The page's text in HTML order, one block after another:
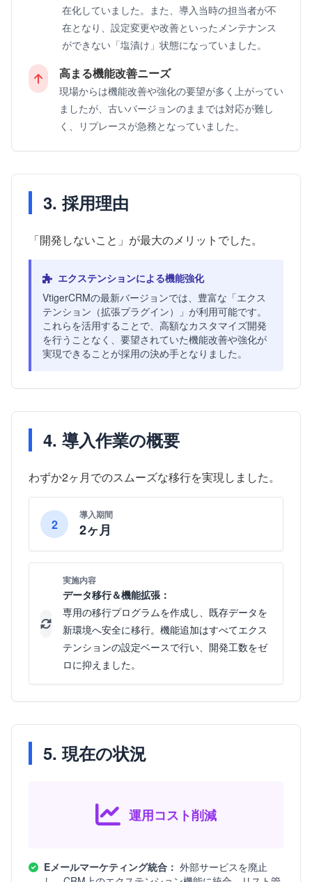
在化していました。また、導入当時の担当者が不
在となり、設定変更や改善といったメンテナンス
ができない「塩漬け」状態になっていました。
高まる機能改善ニーズ
現場からは機能改善や強化の要望が多く上がってい
ましたが、古いバージョンのままでは対応が難し
く、リプレースが急務となっていました。
3. 採用理由
「開発しないこと」が最大のメリットでした。
エクステンションによる機能強化
VtigerCRMの最新バージョンでは、豊富な「エクス
テンション（拡張プラグイン）」が利用可能です。
これらを活用することで、高額なカスタマイズ開発
を行うことなく、要望されていた機能改善や強化が
実現できることが採用の決め手となりました。
4. 導入作業の概要
わずか2ヶ月でのスムーズな移行を実現しました。
2
導入期間
2ヶ月
実施内容
データ移行＆機能拡張：
専用の移行プログラムを作成し、既存データを
新環境へ安全に移行。機能追加はすべてエクス
テンションの設定ベースで行い、開発工数をゼ
ロに抑えました。
5. 現在の状況
運用コスト削減
Eメールマーケティング統合： 外部サービスを廃止